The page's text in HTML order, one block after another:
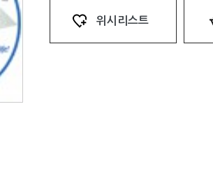
위시리스트